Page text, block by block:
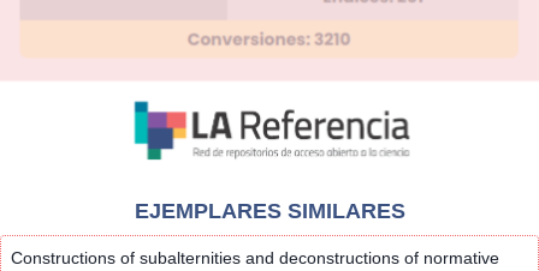
EJEMPLARES SIMILARES
Constructions of subalternities and deconstructions of normative